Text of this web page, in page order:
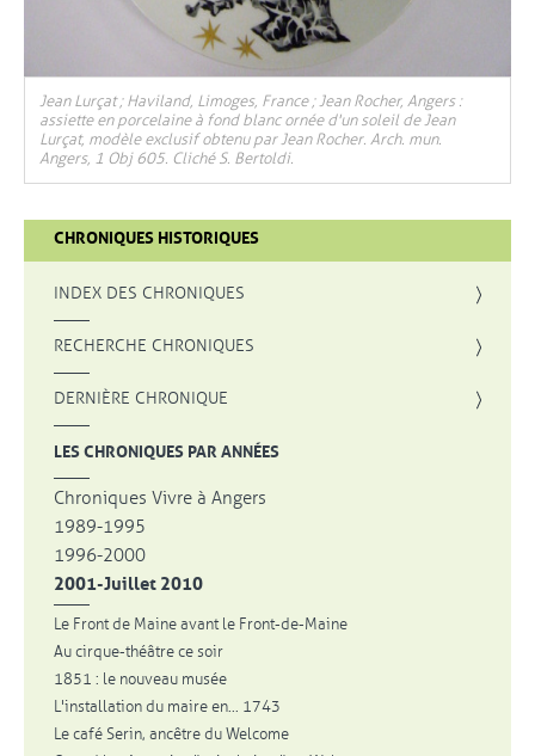
Jean Lurçat ; Haviland, Limoges, France ; Jean Rocher, Angers :
assiette en porcelaine à fond blanc ornée d'un soleil de Jean
Lurçat, modèle exclusif obtenu par Jean Rocher. Arch. mun.
Angers, 1 Obj 605. Cliché S. Bertoldi.
CHRONIQUES HISTORIQUES
INDEX DES CHRONIQUES
RECHERCHE CHRONIQUES , OUVRE UNE NOUVELLE FENÊTRE
DERNIÈRE CHRONIQUE
LES CHRONIQUES PAR ANNÉES
Chroniques Vivre à Angers
1989-1995
1996-2000
2001-Juillet 2010
Le Front de Maine avant le Front-de-Maine
Au cirque-théâtre ce soir
1851 : le nouveau musée
L'installation du maire en... 1743
Le café Serin, ancêtre du Welcome